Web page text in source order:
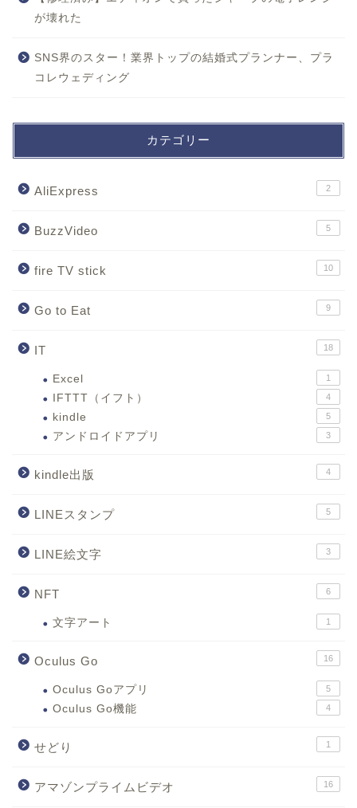
が壊れた
SNS界のスター！業界トップの結婚式プランナー、プラ
コレウェディング
カテゴリー
AliExpress 2
BuzzVideo 5
fire TV stick 10
Go to Eat 9
IT 18
Excel 1
IFTTT（イフト） 4
kindle 5
アンドロイドアプリ 3
kindle出版 4
LINEスタンプ 5
LINE絵文字 3
NFT 6
文字アート 1
Oculus Go 16
Oculus Goアプリ 5
Oculus Go機能 4
せどり 1
アマゾンプライムビデオ 16